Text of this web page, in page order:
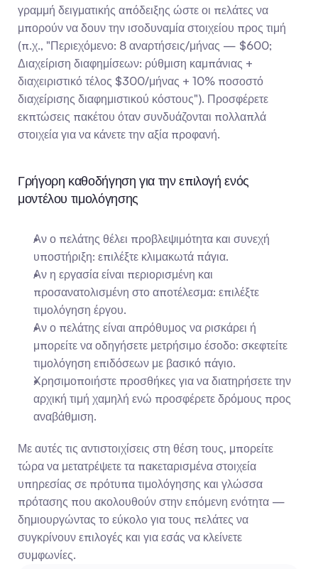
γραμμή δειγματικής απόδειξης ώστε οι πελάτες να
μπορούν να δουν την ισοδυναμία στοιχείου προς τιμή
(π.χ., "Περιεχόμενο: 8 αναρτήσεις/μήνας — $600;
Διαχείριση διαφημίσεων: ρύθμιση καμπάνιας +
διαχειριστικό τέλος $300/μήνας + 10% ποσοστό
διαχείρισης διαφημιστικού κόστους"). Προσφέρετε
εκπτώσεις πακέτου όταν συνδυάζονται πολλαπλά
στοιχεία για να κάνετε την αξία προφανή.
Γρήγορη καθοδήγηση για την επιλογή ενός
μοντέλου τιμολόγησης
Αν ο πελάτης θέλει προβλεψιμότητα και συνεχή
υποστήριξη: επιλέξτε κλιμακωτά πάγια.
Αν η εργασία είναι περιορισμένη και
προσανατολισμένη στο αποτέλεσμα: επιλέξτε
τιμολόγηση έργου.
Αν ο πελάτης είναι απρόθυμος να ρισκάρει ή
μπορείτε να οδηγήσετε μετρήσιμο έσοδο: σκεφτείτε
τιμολόγηση επιδόσεων με βασικό πάγιο.
Χρησιμοποιήστε προσθήκες για να διατηρήσετε την
αρχική τιμή χαμηλή ενώ προσφέρετε δρόμους προς
αναβάθμιση.
Με αυτές τις αντιστοιχίσεις στη θέση τους, μπορείτε
τώρα να μετατρέψετε τα πακεταρισμένα στοιχεία
υπηρεσίας σε πρότυπα τιμολόγησης και γλώσσα
πρότασης που ακολουθούν στην επόμενη ενότητα —
δημιουργώντας το εύκολο για τους πελάτες να
συγκρίνουν επιλογές και για εσάς να κλείνετε
συμφωνίες.